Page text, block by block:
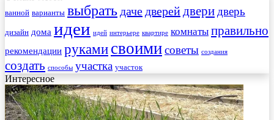
ванной варианты выбрать даче дверейдвери дверь
дизайн дома идеи идей интерьере квартире комнаты правильно
рекомендации руками своимисоветы создания
создать способы участка участок
Интересное